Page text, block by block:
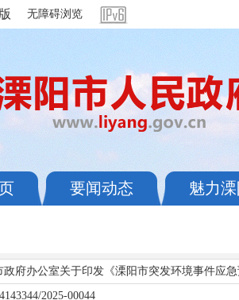
无障碍浏览
要闻动态 魅力
政府办公室关于印发《溧阳市突发环境事件应
2025-00044